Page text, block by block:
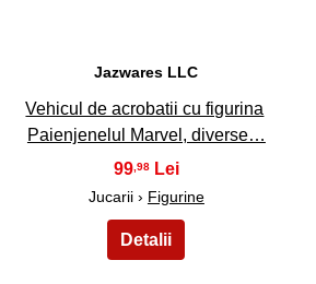
Jazwares LLC
Vehicul de acrobatii cu figurina
Paienjenelul Marvel, diverse…
99,98
Jucarii › Figurine